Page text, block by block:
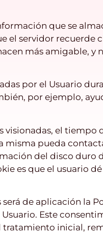
que se
el servidor recuerde
más amigable, y
por el Usuario
por ejemplo,
visionadas, el tiempo
misma pueda
del disco duro
es que el usuario
de aplicación la
Este
tratamiento inicial,